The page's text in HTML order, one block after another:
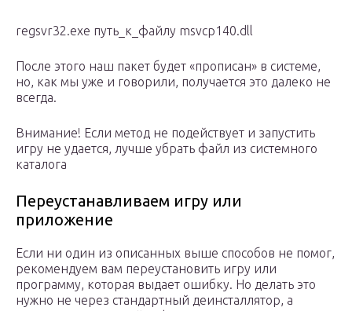
regsvr32.exe путь_к_файлу msvcp140.dll
После этого наш пакет будет «прописан» в системе,
но, как мы уже и говорили, получается это далеко не
всегда.
Внимание! Если метод не подействует и запустить
игру не удается, лучше убрать файл из системного
каталога
Переустанавливаем игру или
приложение
Если ни один из описанных выше способов не помог,
рекомендуем вам переустановить игру или
программу, которая выдает ошибку. Но делать это
нужно не через стандартный деинсталлятор, а